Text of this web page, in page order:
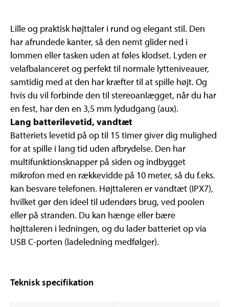
Lille og praktisk højttaler i rund og elegant stil. Den
har afrundede kanter, så den nemt glider ned i
lommen eller tasken uden at føles klodset. Lyden er
velafbalanceret og perfekt til normale lytteniveauer,
samtidig med at den har kræfter til at spille højt. Og
hvis du vil forbinde den til stereoanlægget, når du har
en fest, har den en 3,5 mm lydudgang (aux).
Lang batterilevetid, vandtæt
Batteriets levetid på op til 15 timer giver dig mulighed
for at spille i lang tid uden afbrydelse. Den har
multifunktionsknapper på siden og indbygget
mikrofon med en rækkevidde på 10 meter, så du f.eks.
kan besvare telefonen. Højttaleren er vandtæt (IPX7),
hvilket gør den ideel til udendørs brug, ved poolen
eller på stranden. Du kan hænge eller bære
højttaleren i ledningen, og du lader batteriet op via
USB C-porten (ladeledning medfølger).
Teknisk specifikation